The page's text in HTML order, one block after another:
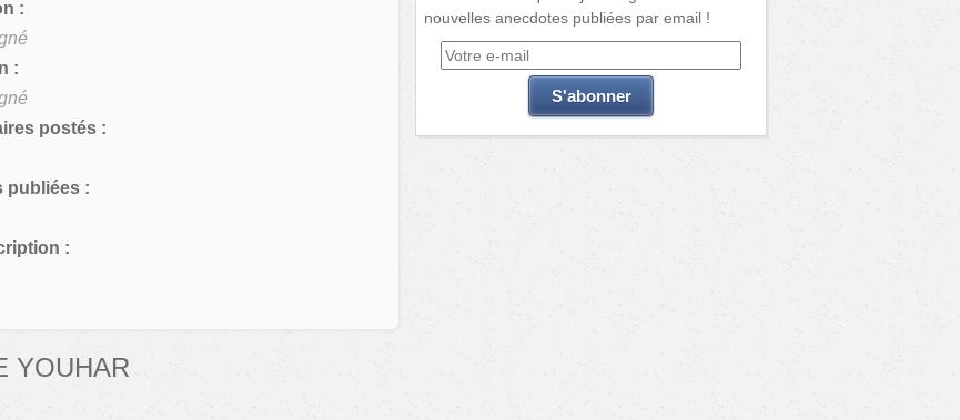
:
:
postés :
publiées :
:
YOUHAR
nouvelles anecdotes publiées par email !